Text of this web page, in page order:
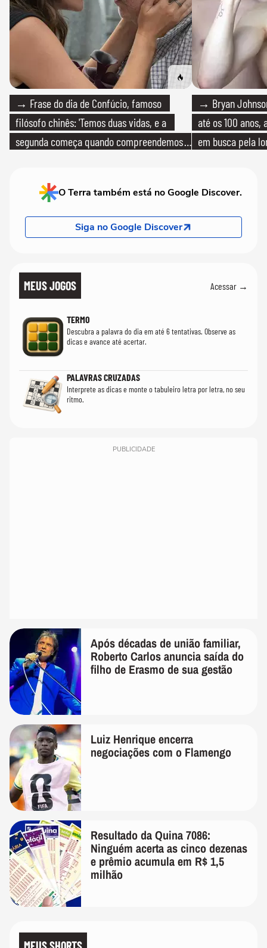
→ Frase do dia de Confúcio, famoso
filósofo chinês: 'Temos duas vidas, e a
segunda começa quando compreendemos
→ Bryan
até os 100
em busca pela
O Terra também está no Google Discover.
Siga no Google Discover
MEUS JOGOS Acessar →
TERMO
Descubra a palavra do dia em até 6 tentativas. Observe as
dicas e avance até acertar.
PALAVRAS CRUZADAS
Interprete as dicas e monte o tabuleiro letra por letra, no seu
ritmo.
PUBLICIDADE
Após décadas de união familiar,
Roberto Carlos anuncia saída do
filho de Erasmo de sua gestão
Luiz Henrique encerra
negociações com o Flamengo
Resultado da Quina 7086:
Ninguém acerta as cinco dezenas
e prêmio acumula em R$ 1,5
milhão